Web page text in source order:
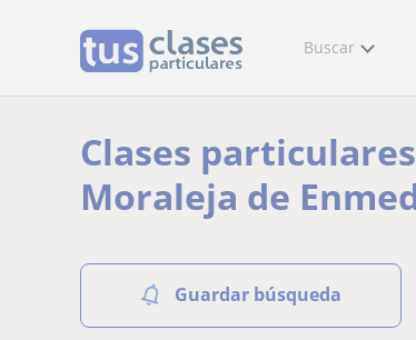
Buscar
Clases
Moraleja de
Guardar búsqueda